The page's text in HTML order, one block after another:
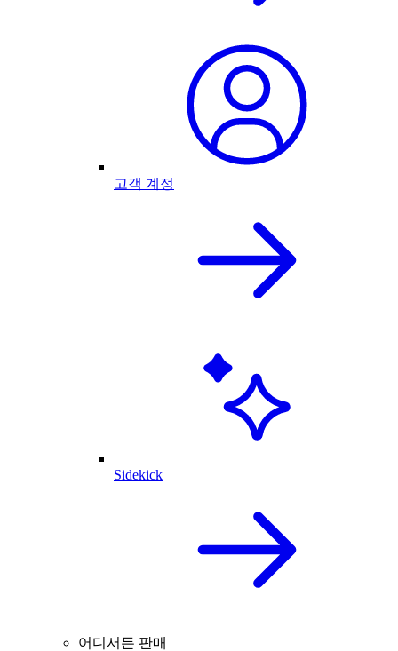
고객 계정
Sidekick
어디서든 판매